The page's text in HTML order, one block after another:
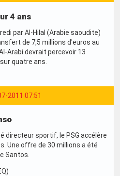
4 ans
par Al-Hilal (Arabie saoudite)
de 7,5 millions d'euros au
Arabi devrait percevoir 13
quatre ans.
2011 07:51
directeur sportif, le PSG accélère
Une offre de 30 millions a été
Santos.